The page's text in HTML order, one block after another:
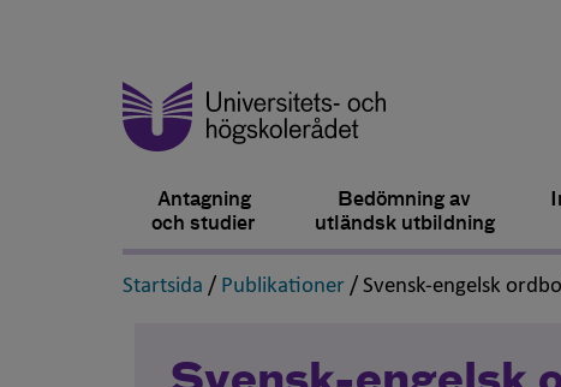
Antagning
och studier
Bedömning av
utländsk utbildning
Startsida ,
/ Publikationer ,
/ Svensk-engelsk